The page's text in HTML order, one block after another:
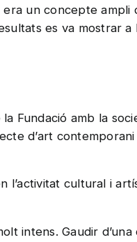
un concepte ampli
es va mostrar a
Fundació amb la
d’art
cultural i
intens. Gaudir d’una